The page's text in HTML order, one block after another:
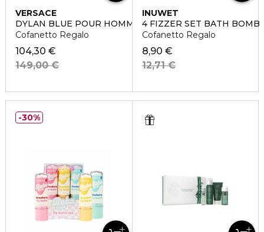
VERSACE
DYLAN BLUE POUR HOMME
Cofanetto Regalo
104,30 €
149,00 €
INUWET
4 FIZZER SET BATH BOMB
Cofanetto Regalo
8,90 €
12,71 €
30%